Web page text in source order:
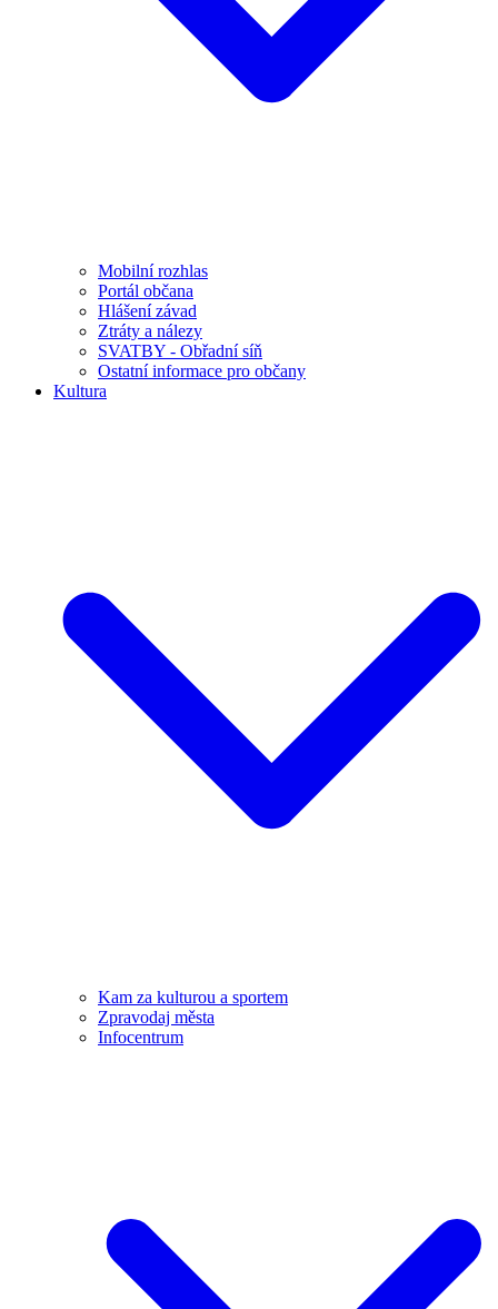
Mobilní rozhlas
Portál občana
Hlášení závad
Ztráty a nálezy
SVATBY - Obřadní síň
Ostatní informace pro občany
Kultura
Kam za kulturou a sportem
Zpravodaj města
Infocentrum